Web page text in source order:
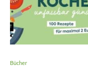
Bücher